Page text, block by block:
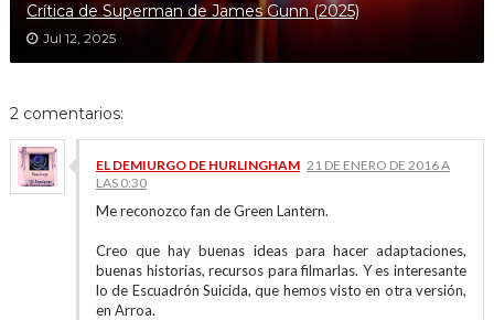
Crítica de Superman de James Gunn (2025)
Jul 12, 2025
2 comentarios:
EL DEMIURGO DE HURLINGHAM 21 DE ENERO DE 2016 A
LAS 0:30
Me reconozco fan de Green Lantern.
Creo que hay buenas ideas para hacer adaptaciones,
buenas historias, recursos para filmarlas. Y es interesante
lo de Escuadrón Suicida, que hemos visto en otra versión,
en Arroa.